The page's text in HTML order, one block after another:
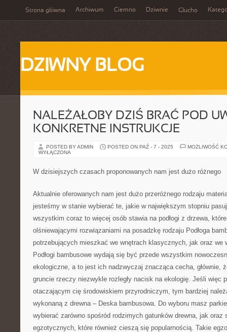
Strona główna Archiwum Ciemno Dziwnie Głucho
DZIWNY BLOG
NALEŻAŁOBY DZIŚ BRAĆ POD
KONKRETNE INSTRUKCJE
POSTED BY ADMIN POSTED ON PAŹ - 7 - 2025
MOŻLIWOŚĆ
WYŁĄCZONA
W dzisiejszych czasach proponowanych nam jest dużo różnego
Aktualnie oferowanych nam jest dużo przeróżnego rodzaju
jesteśmy w stanie wybierać te, jakie w największym stopniu
wszystkim coraz to więcej osób stawia na podłogi z drzewa,
olśniewającymi rozwiązaniami na posadzkę rodzaju Podłoga
potrzebujących mieszkać we wnętrach klasycznych, jak oraz we
Podłogi bambusowe wydają się być przede wszystkim
ekologiczne, a to jest ich nadzwyczaj znacząca cecha, głównie,
gruncie rzeczy niezwykle rozległy nacisk na ekologię. Jeśli więc
otaczającym cię środowiskiem przyrodniczym, tym bardziej
wykonaną z drewna – Deska bambusowa. Do wyboru masz
wybierać zarówno spośród rodzimych gatunków drewna, jak oraz
egzotycznych, które również cieszą się popularnością. Takie